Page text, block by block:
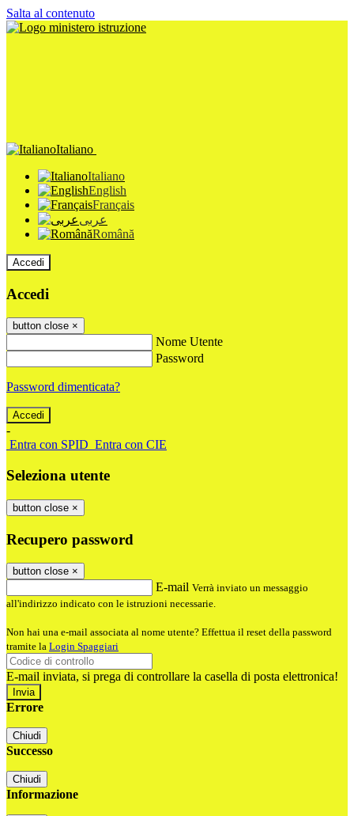
Salta al contenuto
Italiano
Italiano
English
Français
عربى
Română
Accedi
Accedi
button close ×
Nome Utente
Password
Password dimenticata?
-
Entra con SPID Entra con CIE
Seleziona utente
button close ×
Recupero password
button close ×
E-mail Verrà inviato un messaggio
all'indirizzo indicato con le istruzioni necessarie.
Non hai una e-mail associata al nome utente? Effettua il reset della password
tramite la Login Spaggiari
E-mail inviata, si prega di controllare la casella di posta elettronica!
Errore
Chiudi
Successo
Chiudi
Informazione